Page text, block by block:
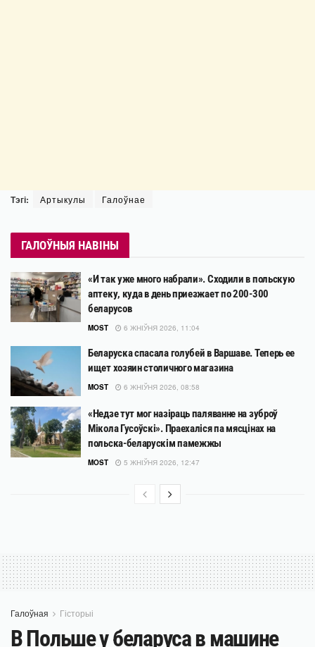
Тэгі: Артыкулы Галоўнае
ГАЛОЎНЫЯ НАВІНЫ
«И так уже много набрали». Сходили в польскую
аптеку, куда в день приезжает по 200-300
беларусов
MOST 6 ЖНІЎНЯ 2026, 11:04
Беларуска спасала голубей в Варшаве. Теперь ее
ищет хозяин столичного магазина
MOST 6 ЖНІЎНЯ 2026, 08:58
«Недзе тут мог назіраць паляванне на зуброў
Мікола Гусоўскі». Праехаліся па мясцінах на
польска-беларускім памежжы
MOST 5 ЖНІЎНЯ 2026, 12:47
Галоўная Гісторыі
В Польше у беларуса в машине